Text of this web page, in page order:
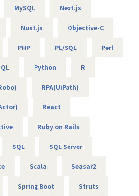
構成の9割以上がエンジニアです。
めて創業したため、
境を用意しています。
に数回程度の出社メンバーも）
（夏季休暇含む）
MySQL Next.js
Nuxt.js Objective-C
PHP PL/SQL Perl
Python R
RPA(UiPath)
React
Ruby on Rails
SQL SQL Server
Scala Seasar2
Spring Boot Struts